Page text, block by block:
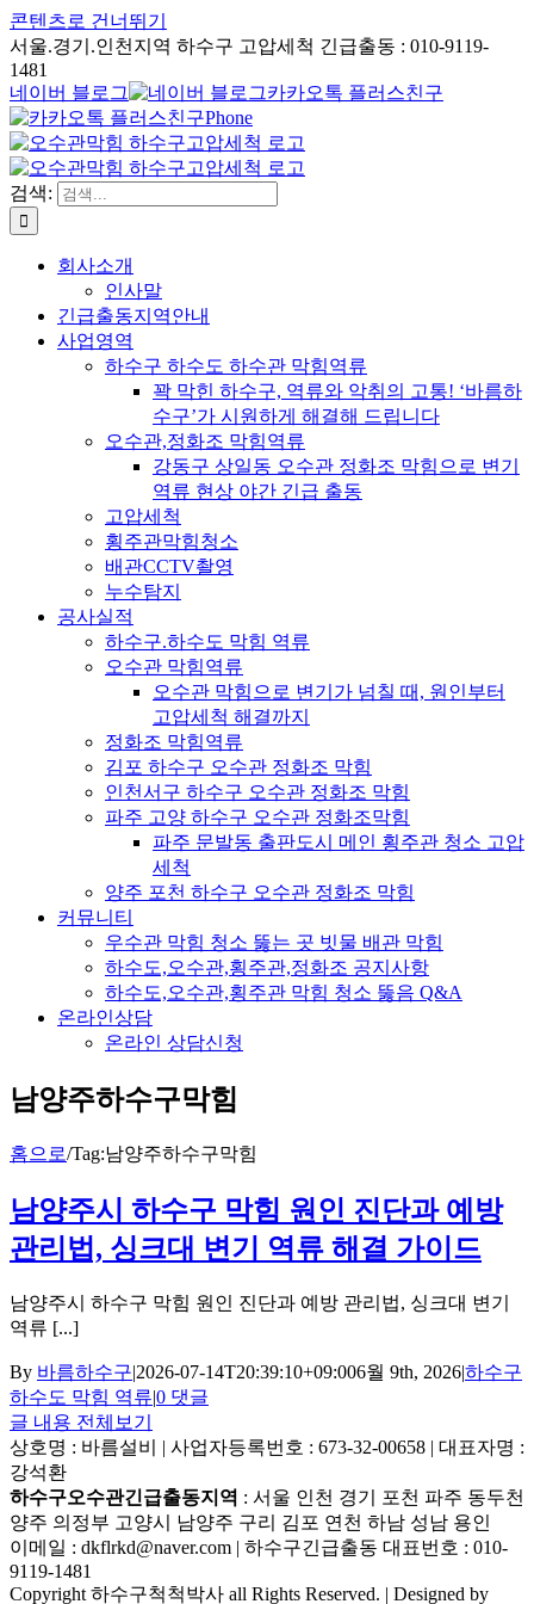
콘텐츠로 건너뛰기
서울.경기.인천지역 하수구 고압세척 긴급출동 : 010-9119-
1481
네이버 블로그
카카오톡 플러스친구
Phone
검색:
회사소개
인사말
긴급출동지역안내
사업영역
하수구 하수도 하수관 막힘역류
꽉 막힌 하수구, 역류와 악취의 고통! ‘바름하
수구’가 시원하게 해결해 드립니다
오수관,정화조 막힘역류
강동구 상일동 오수관 정화조 막힘으로 변기
역류 현상 야간 긴급 출동
고압세척
횡주관막힘청소
배관CCTV촬영
누수탐지
공사실적
하수구.하수도 막힘 역류
오수관 막힘역류
오수관 막힘으로 변기가 넘칠 때, 원인부터
고압세척 해결까지
정화조 막힘역류
김포 하수구 오수관 정화조 막힘
인천서구 하수구 오수관 정화조 막힘
파주 고양 하수구 오수관 정화조막힘
파주 문발동 출판도시 메인 횡주관 청소 고압
세척
양주 포천 하수구 오수관 정화조 막힘
커뮤니티
우수관 막힘 청소 뚫는 곳 빗물 배관 막힘
하수도,오수관,횡주관,정화조 공지사항
하수도,오수관,횡주관 막힘 청소 뚫음 Q&A
온라인상담
온라인 상담신청
남양주하수구막힘
홈으로/Tag:남양주하수구막힘
남양주시 하수구 막힘 원인 진단과 예방
관리법, 싱크대 변기 역류 해결 가이드
남양주시 하수구 막힘 원인 진단과 예방 관리법, 싱크대 변기
역류 [...]
By 바름하수구|2026-07-14T20:39:10+09:006월 9th, 2026|하수구
하수도 막힘 역류|0 댓글
글 내용 전체보기
상호명 : 바름설비 | 사업자등록번호 : 673-32-00658 | 대표자명 :
강석환
하수구오수관긴급출동지역 : 서울 인천 경기 포천 파주 동두천
양주 의정부 고양시 남양주 구리 김포 연천 하남 성남 용인
이메일 : dkflrkd@naver.com | 하수구긴급출동 대표번호 : 010-
9119-1481
Copyright 하수구척척박사 all Rights Reserved. | Designed by